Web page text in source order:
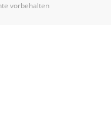
vorbehalten